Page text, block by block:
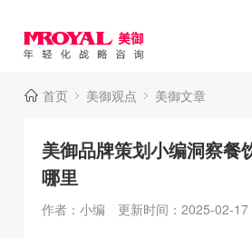
首页 美御观点 美御文章
美御品牌策划小编洞察餐
哪里
作者：小编 更新时间：2025-02-17